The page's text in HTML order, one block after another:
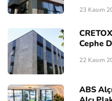
23 Kasım
Cephe
22 Kasım
ABS